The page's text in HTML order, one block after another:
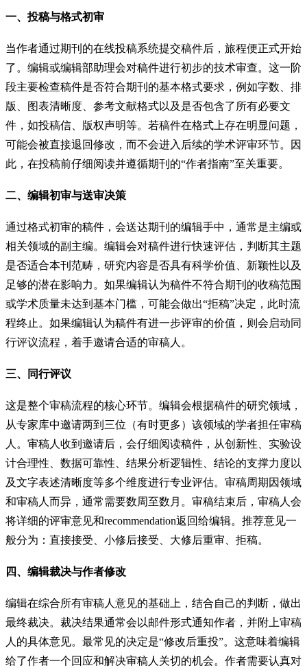
一、投稿与格式初审
当作者通过期刊的在线投稿系统提交稿件后，旅程便正式开始
了。编辑或编辑部助理会对稿件进行初步的技术审查。这一阶
段主要检查稿件是否符合期刊的基本格式要求，例如字数、排
版、图表清晰度、参考文献格式以及是否包含了所有必要文
件，如投稿信、版权声明等。若稿件在格式上存在明显问题，
可能会被直接退回修改，而不会进入后续的学术评审环节。因
此，在投稿前仔细阅读并遵循期刊的“作者指南”至关重要。
二、编辑初审与送审决策
通过格式初审的稿件，会送达期刊的编辑手中，通常是主编或
相关领域的副主编。编辑会对稿件进行快速评估，判断其主题
是否适合本刊范畴，研究内容是否具有科学价值、新颖性以及
足够的潜在影响力。如果编辑认为稿件不符合期刊的收稿范围
或学术质量未达到基本门槛，可能会做出“拒稿”决定，此时流
程终止。如果编辑认为稿件有进一步评审的价值，则会启动同
行评议流程，着手邀请合适的审稿人。
三、同行评议
这是整个审稿流程的核心环节。编辑会根据稿件的研究领域，
从专家库中邀请两到三位（有时更多）该领域的学者担任审稿
人。审稿人收到邀请后，会仔细阅读稿件，从创新性、实验设
计合理性、数据可靠性、结果分析逻辑性、结论的支撑力度以
及文字表述清晰度等多个维度进行专业评估。审稿周期因领域
和审稿人而异，通常需要数周至数月。审稿结束后，审稿人会
将详细的评审意见和recommendation返回给编辑。推荐意见一
般分为：直接接受、小修后接受、大修后重审、拒稿。
四、编辑裁决与作者修改
编辑在综合所有审稿人意见的基础上，结合自己的判断，做出
最终裁决。裁决结果通常会以邮件形式通知作者，并附上审稿
人的具体意见。最常见的决定是“修改后重投”。这意味着编辑
给了作者一个回应和解决审稿人关切的机会。作者需要认真对